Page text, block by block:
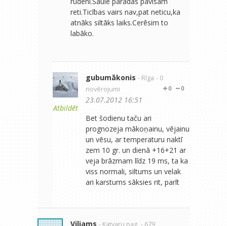
reti.Ticības vairs nav,pat neticu,ka
atnāks siltāks laiks.Cerēsim to
labāko.
Atbildēt
gubumākonis - Rīga - 0
novērojumi
0
0
23.07.2012 16:51
Bet šodienu taču ari
prognozeja mākoņainu, vējainu
un vēsu, ar temperaturu naktī
zem 10 gr. un dienā +16+21 ar
veja brāzmam līdz 19 ms, ta ka
viss normali, siltums un velak
ari karstums sāksies rit, parīt
Viljams